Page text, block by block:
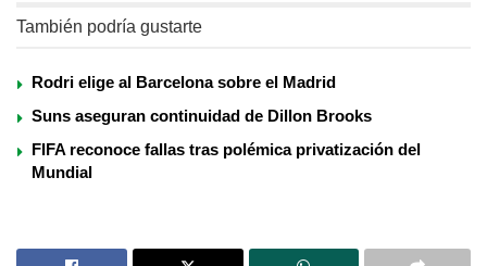
También podría gustarte
Rodri elige al Barcelona sobre el Madrid
Suns aseguran continuidad de Dillon Brooks
FIFA reconoce fallas tras polémica privatización del
Mundial